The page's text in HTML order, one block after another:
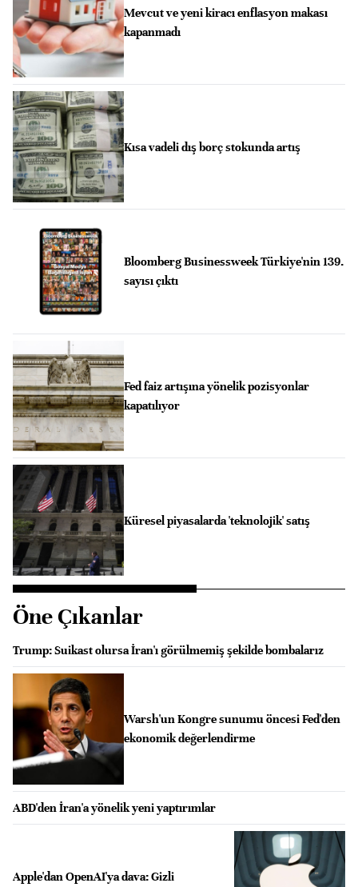
Mevcut ve yeni kiracı enflasyon makası
kapanmadı
Kısa vadeli dış borç stokunda artış
Bloomberg Businessweek Türkiye'nin 139.
sayısı çıktı
Fed faiz artışına yönelik pozisyonlar
kapatılıyor
Küresel piyasalarda 'teknolojik' satış
Öne Çıkanlar
Trump: Suikast olursa İran'ı görülmemiş şekilde bombalarız
Warsh'un Kongre sunumu öncesi Fed'den
ekonomik değerlendirme
ABD'den İran'a yönelik yeni yaptırımlar
Apple'dan OpenAI'ya dava: Gizli